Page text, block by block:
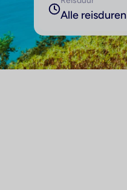
Alle reisduren